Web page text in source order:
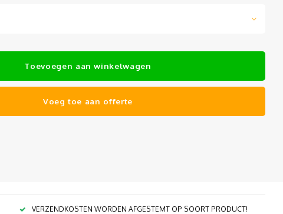
Toevoegen aan winkelwagen
Voeg toe aan offerte
VERZENDKOSTEN WORDEN AFGESTEMT OP SOORT PRODUCT!